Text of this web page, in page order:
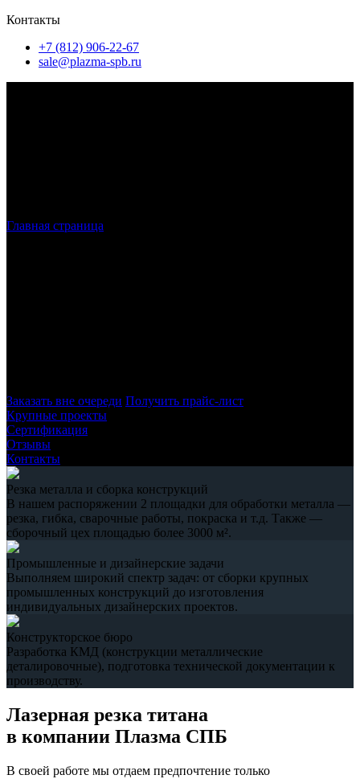
Контакты
+7 (812) 906-22-67
sale@plazma-spb.ru
Главная страница
Заказать вне очереди Получить прайс-лист
Крупные проекты
Сертификация
Отзывы
Контакты
Резка металла и сборка конструкций
В нашем распоряжении 2 площадки для обработки металла —
резка, гибка, сварочные работы, покраска и т.д. Также —
сборочный цех площадью более 3000 м².
Промышленные и дизайнерские задачи
Выполняем широкий спектр задач: от сборки крупных
промышленных конструкций до изготовления
индивидуальных дизайнерских проектов.
Конструкторское бюро
Разработка КМД (конструкции металлические
деталировочные), подготовка технической документации к
производству.
Лазерная резка титана
в компании Плазма СПБ
В своей работе мы отдаем предпочтение только